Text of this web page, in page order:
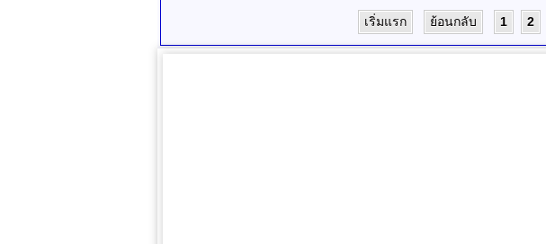
เริ่มแรก ย้อนกลับ 1 2